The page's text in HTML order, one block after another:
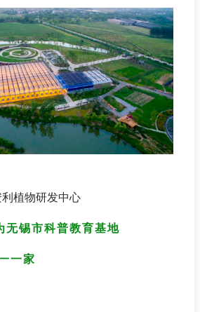
植物研发中心
无锡市科普教育基地
一家